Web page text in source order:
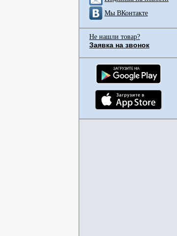
Мы ВКонтакте
Не нашли товар?
Заявка на звонок